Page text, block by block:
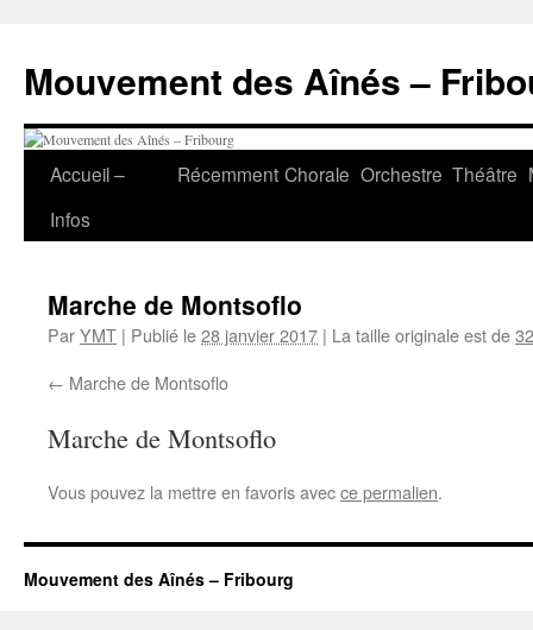
contenu
Mouvement des Aînés –
Accueil –
Infos
Récemment Chorale Orchestre Théâtre
Marche de Montsoflo
ParYMT | Publié le28 janvier 2017 | La taille originale est de
Marche de Montsoflo
Marche de Montsoflo
Vous pouvez la mettre en favoris avecce permalien.
Mouvement des Aînés – Fribourg